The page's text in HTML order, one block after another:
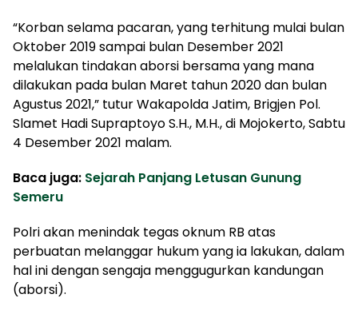
“Korban selama pacaran, yang terhitung mulai bulan
Oktober 2019 sampai bulan Desember 2021
melalukan tindakan aborsi bersama yang mana
dilakukan pada bulan Maret tahun 2020 dan bulan
Agustus 2021,” tutur Wakapolda Jatim, Brigjen Pol.
Slamet Hadi Supraptoyo S.H., M.H., di Mojokerto, Sabtu
4 Desember 2021 malam.
Baca juga: Sejarah Panjang Letusan Gunung
Semeru
Polri akan menindak tegas oknum RB atas
perbuatan melanggar hukum yang ia lakukan, dalam
hal ini dengan sengaja menggugurkan kandungan
(aborsi).